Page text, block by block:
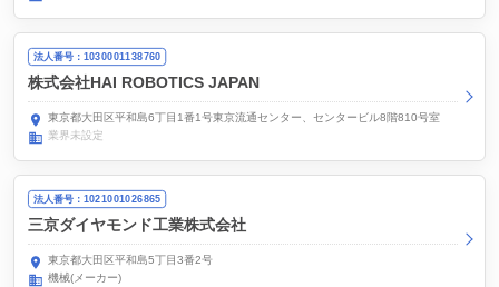
法人番号：1030001138760
株式会社HAI ROBOTICS JAPAN
東京都大田区平和島6丁目1番1号東京流通センター、センタービル8階810号室
業界未設定
法人番号：1021001026865
三京ダイヤモンド工業株式会社
東京都大田区平和島5丁目3番2号
機械(メーカー)